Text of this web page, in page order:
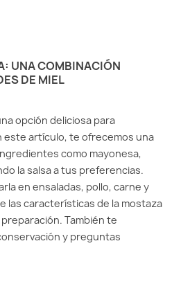
UNA COMBINACIÓN
DE MIEL
opción deliciosa para
este artículo, te ofrecemos una
como mayonesa,
la salsa a tus preferencias.
en ensaladas, pollo, carne y
las características de la mostaza
También te
y preguntas